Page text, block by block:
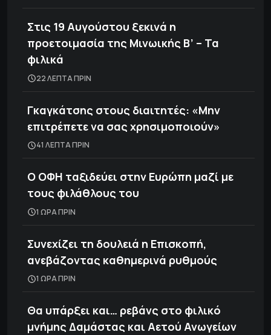
Στις 19 Αυγούστου ξεκινά η
προετοιμασία της Μινωικής Β’ – Τα
φιλικά
22 ΛΕΠΤΑ ΠΡΙΝ
Γκαγκάτσης στους διαιτητές: «Μην
επιτρέπετε να σας χρησιμοποιούν»
41 ΛΕΠΤΑ ΠΡΙΝ
Ο ΟΦΗ ταξιδεύει στην Ευρώπη μαζί με
τους φιλάθλους του
1 ΩΡΑ ΠΡΙΝ
Συνεχίζει τη δουλειά η Επισκοπή,
ανεβάζοντας καθημερινά ρυθμούς
1 ΩΡΑ ΠΡΙΝ
Θα υπάρξει και… ρεβάνς στο φιλικό
μνήμης Δαμάστας και Αετού Ανωγείων